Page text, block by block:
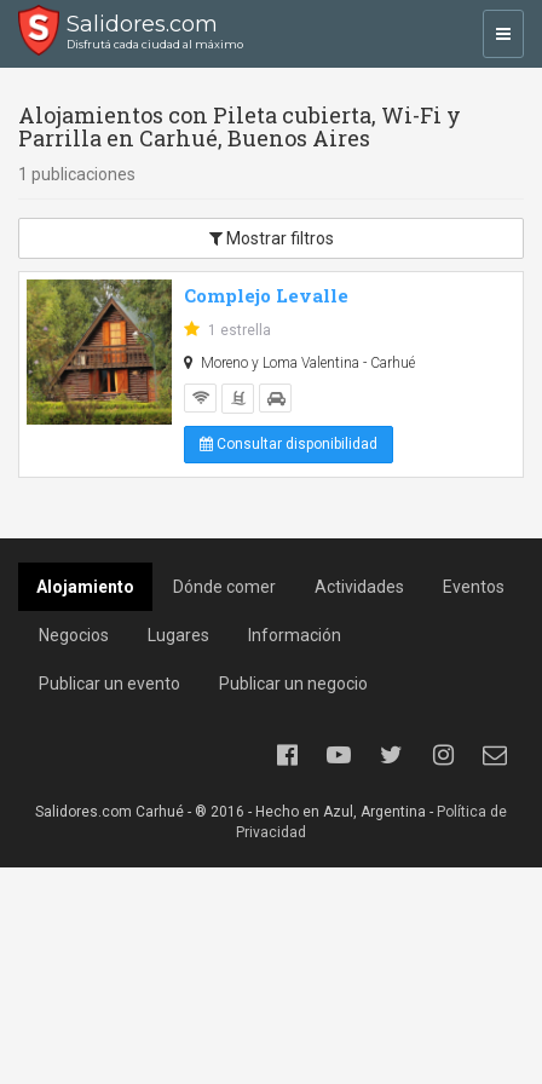
Salidores.com
Disfrutá cada ciudad al máximo
Alojamientos con Pileta cubierta, Wi-Fi y
Parrilla en Carhué, Buenos Aires
1 publicaciones
Mostrar filtros
Complejo Levalle
1 estrella
Moreno y Loma Valentina - Carhué
Consultar disponibilidad
Alojamiento Dónde comer Actividades Eventos
Negocios Lugares Información
Publicar un evento Publicar un negocio
Salidores.com Carhué - ® 2016 - Hecho en Azul, Argentina - Política de
Privacidad